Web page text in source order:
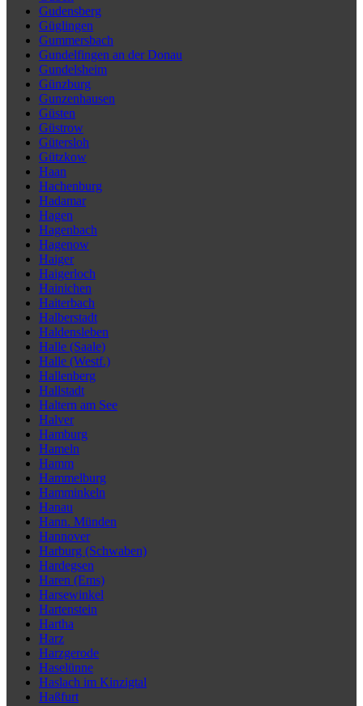
Gudensberg
Güglingen
Gummersbach
Gundelfingen an der Donau
Gundelsheim
Günzburg
Gunzenhausen
Güsten
Güstrow
Gütersloh
Gützkow
Haan
Hachenburg
Hadamar
Hagen
Hagenbach
Hagenow
Haiger
Haigerloch
Hainichen
Haiterbach
Halberstadt
Haldensleben
Halle (Saale)
Halle (Westf.)
Hallenberg
Hallstadt
Haltern am See
Halver
Hamburg
Hameln
Hamm
Hammelburg
Hamminkeln
Hanau
Hann. Münden
Hannover
Harburg (Schwaben)
Hardegsen
Haren (Ems)
Harsewinkel
Hartenstein
Hartha
Harz
Harzgerode
Haselünne
Haslach im Kinzigtal
Haßfurt